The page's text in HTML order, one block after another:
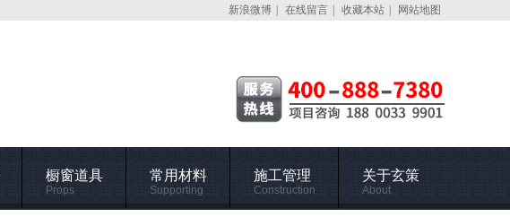
新浪微博 在线留言 收藏本站 网站地图
橱窗道具
Props
常用材料
Supporting
施工管理
Construction
关于玄策
About